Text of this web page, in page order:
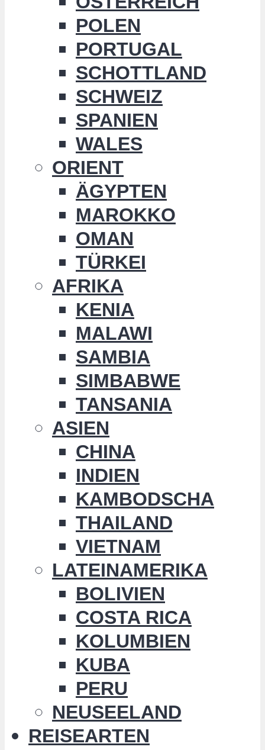
POLEN
PORTUGAL
SCHOTTLAND
SCHWEIZ
SPANIEN
WALES
ORIENT
ÄGYPTEN
MAROKKO
OMAN
TÜRKEI
AFRIKA
KENIA
MALAWI
SAMBIA
SIMBABWE
TANSANIA
ASIEN
CHINA
INDIEN
KAMBODSCHA
THAILAND
VIETNAM
LATEINAMERIKA
BOLIVIEN
COSTA RICA
KOLUMBIEN
KUBA
PERU
NEUSEELAND
REISEARTEN